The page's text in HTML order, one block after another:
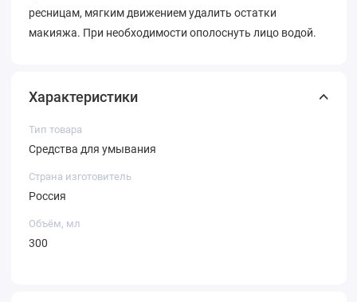
ресницам, мягким движением удалить остатки
макияжа. При необходимости ополоснуть лицо водой.
Характеристики
Тип товара
Средства для умывания
Страна изготовитель
Россия
Объём, мл
300